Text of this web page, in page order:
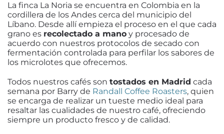
La finca La Noria se encuentra en Colombia en la
cordillera de los Andes cerca del municipio del
Líbano. Desde allí empieza el proceso en el que cada
grano es recolectado a mano y procesado de
acuerdo con nuestros protocolos de secado con
fermentación controlada para perfilar los sabores de
los microlotes que ofrecemos.
Todos nuestros cafés son tostados en Madrid cada
semana por Barry de Randall Coffee Roasters, quien
se encarga de realizar un tueste medio ideal para
resaltar las cualidades de nuestro café, ofreciendo
siempre un producto fresco y de calidad.